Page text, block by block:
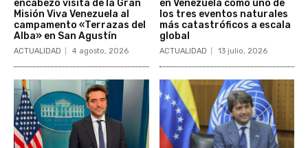
encabezó visita de la Gran
Misión Viva Venezuela al
campamento «Terrazas del
Alba» en San Agustín
ACTUALIDAD 4 agosto, 2026
en Venezuela como uno de
los tres eventos naturales
más catastróficos a escala
global
ACTUALIDAD 13 julio, 2026